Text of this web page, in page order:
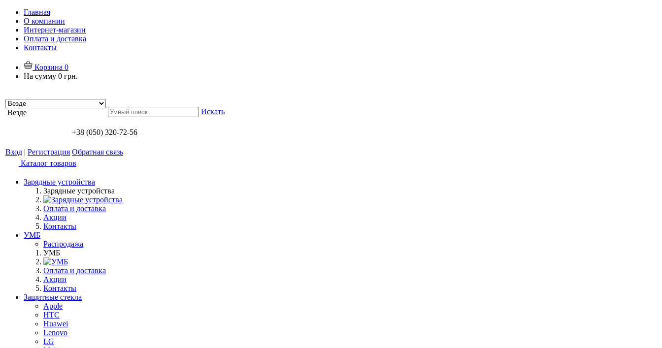
Главная
О компании
Интернет-магазин
Оплата и доставка
Контакты
Корзина 0
На сумму 0 грн.
Везде Искать
+38 (050) 320-72-56
Вход | Регистрация Обратная связь
Каталог товаров
Зарядные устройства
Зарядные устройства
Оплата и доставка
Акции
Контакты
УМБ
Распродажа
УМБ
Оплата и доставка
Акции
Контакты
Защитные стекла
Apple
HTC
Huawei
Lenovo
LG